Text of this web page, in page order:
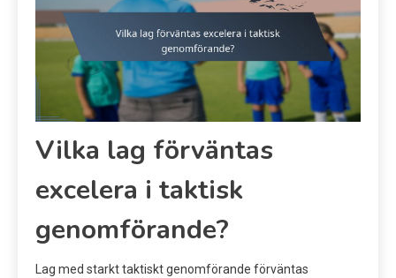
Vilka lag förväntas
excelera i taktisk
genomförande?
Lag med starkt taktiskt genomförande förväntas